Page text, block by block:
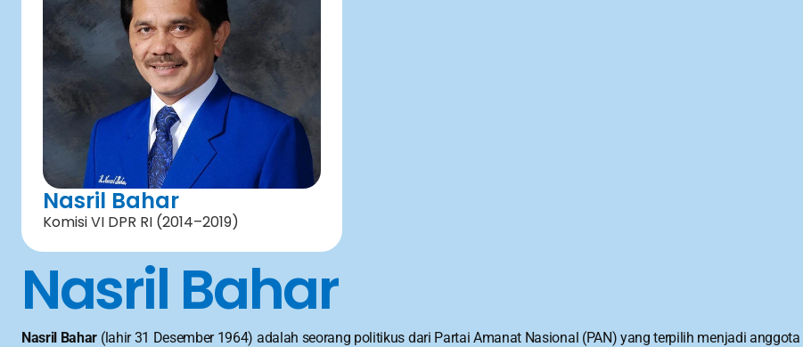
Nasril Bahar
Komisi VI DPR RI (2014–2019)
Nasril Bahar
Nasril Bahar (lahir 31 Desember 1964) adalah seorang politikus dari Partai Amanat Nasional (PAN) yang terpilih menjadi anggota